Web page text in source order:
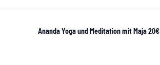
Ananda Yoga und Meditation mit Maja 20€